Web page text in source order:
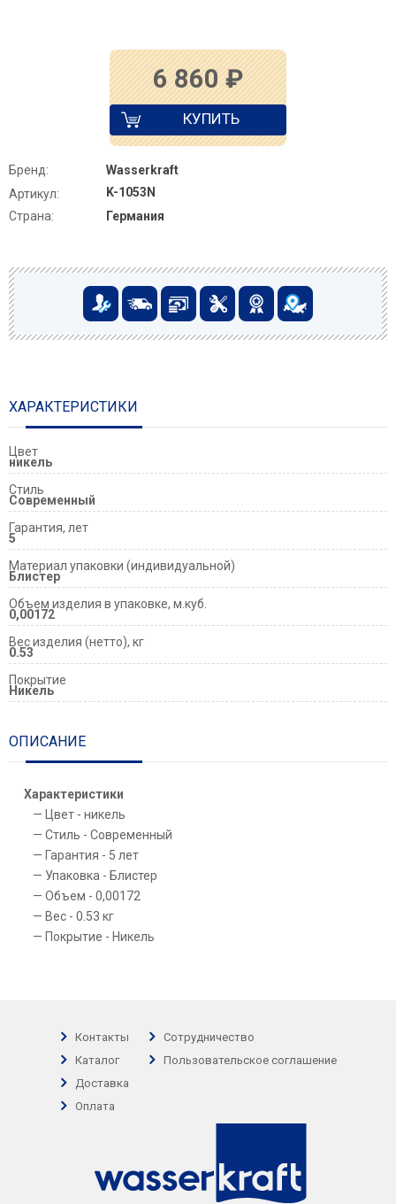
6 860 ₽
КУПИТЬ
Бренд:
Wasserkraft
Артикул:
K-1053N
Страна:
Германия
ХАРАКТЕРИСТИКИ
Цвет
никель
Стиль
Современный
Гарантия, лет
5
Материал упаковки (индивидуальной)
Блистер
Объем изделия в упаковке, м.куб.
0,00172
Вес изделия (нетто), кг
0.53
Покрытие
Никель
ОПИСАНИЕ
Характеристики
Цвет - никель
Стиль - Современный
Гарантия - 5 лет
Упаковка - Блистер
Объем - 0,00172
Вес - 0.53 кг
Покрытие - Никель
Контакты
Каталог
Доставка
Оплата
Сотрудничество
Пользовательское соглашение